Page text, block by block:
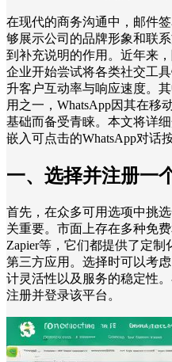
在现代的商务沟通中，邮件
够展示公司的品牌形象和联
到补充说明的作用。近年来
企业开始尝试将各类社交工
升客户互动率与响应速度。
用之一，WhatsApp因其在移
基础而备受青睐。本文将详
嵌入可点击的WhatsApp对话按
一、选择并注册一
首先，在众多可用选项中挑
关重要。市面上存在多种免
Zapier等，它们都提供了定
第三方应用。选择时可以考
计灵活性以及服务的稳定性
注册并登录该平台。